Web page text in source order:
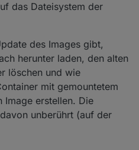
das Dateisystem der
des Images gibt,
herunter laden, den alten
löschen und wie
mit gemountetem
Image erstellen. Die
unberührt (auf der